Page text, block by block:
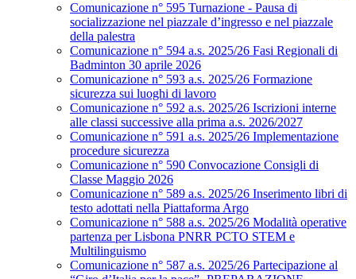
Comunicazione n° 595 Turnazione - Pausa di
socializzazione nel piazzale d’ingresso e nel piazzale
della palestra
Comunicazione n° 594 a.s. 2025/26 Fasi Regionali di
Badminton 30 aprile 2026
Comunicazione n° 593 a.s. 2025/26 Formazione
sicurezza sui luoghi di lavoro
Comunicazione n° 592 a.s. 2025/26 Iscrizioni interne
alle classi successive alla prima a.s. 2026/2027
Comunicazione n° 591 a.s. 2025/26 Implementazione
procedure sicurezza
Comunicazione n° 590 Convocazione Consigli di
Classe Maggio 2026
Comunicazione n° 589 a.s. 2025/26 Inserimento libri di
testo adottati nella Piattaforma Argo
Comunicazione n° 588 a.s. 2025/26 Modalità operative
partenza per Lisbona PNRR PCTO STEM e
Multilinguismo
Comunicazione n° 587 a.s. 2025/26 Partecipazione al